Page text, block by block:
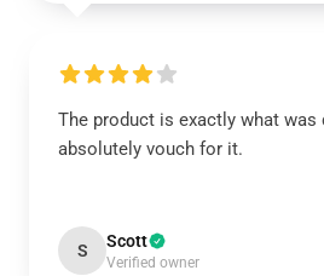
The product is exactly what was
absolutely vouch for it.
S Scott
Verified owner